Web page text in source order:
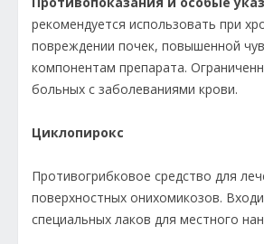
рекомендуется использовать при
повреждении почек, повышенной
компонентам препарата.
больных с заболеваниями крови.
Циклопирокс
Противогрибковое средство для
поверхностных онихомикозов.
специальных лаков для местного